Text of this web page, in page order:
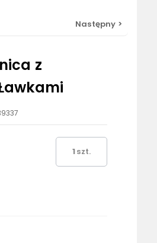
Następny >
z
szt.